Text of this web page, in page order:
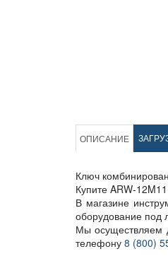
ОПИСАНИЕ
Ключ
Купите ARW-
В магазине
оборудование под
Мы осуществляем
телефону 8 (800)